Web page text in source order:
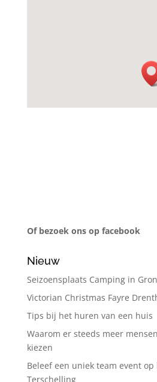
Of bezoek ons op facebook
Nieuw
Seizoensplaats Camping in
Victorian Christmas Fayre
Tips bij het huren van een huis
Waarom er steeds meer
kiezen
Beleef een uniek team event
Terschelling